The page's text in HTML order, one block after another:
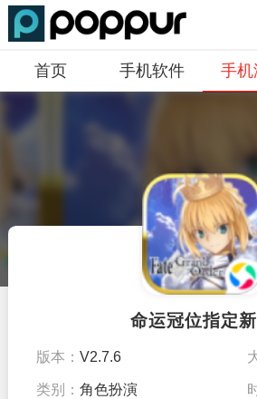
首页 手机软件 手机
命运冠位指定
版本：V2.7.6
类别：角色扮演